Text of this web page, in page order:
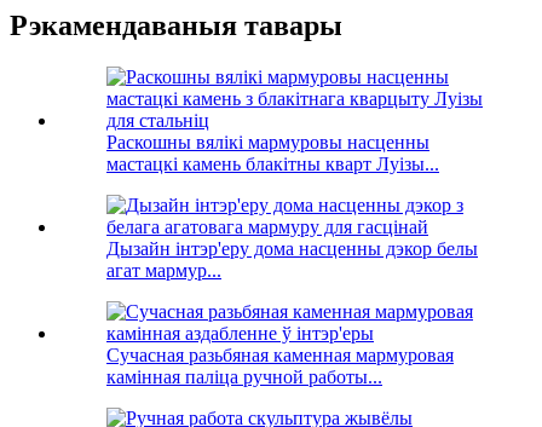
Рэкамендаваныя тавары
Раскошны вялікі мармуровы насценны
мастацкі камень блакітны кварт Луізы...
Дызайн інтэр'еру дома насценны дэкор белы
агат мармур...
Сучасная разьбяная каменная мармуровая
камінная паліца ручной работы...